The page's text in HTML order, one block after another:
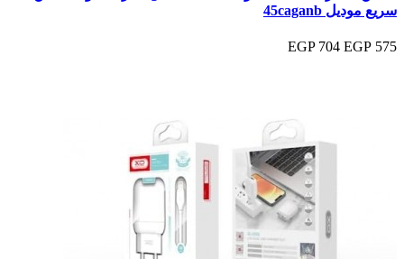
سريع موديل 45caganb
575 EGP
704 EGP